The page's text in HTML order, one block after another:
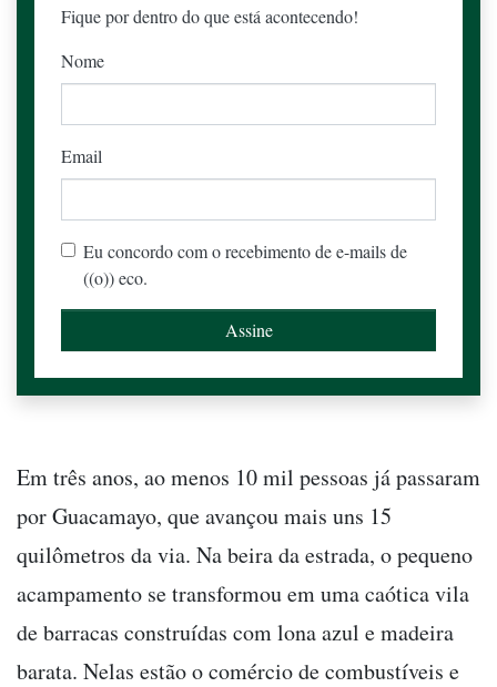
Fique por dentro do que está acontecendo!
Nome
Email
Eu concordo com o recebimento de e-mails de
((o)) eco.
Em três anos, ao menos 10 mil pessoas já passaram
por Guacamayo, que avançou mais uns 15
quilômetros da via. Na beira da estrada, o pequeno
acampamento se transformou em uma caótica vila
de barracas construídas com lona azul e madeira
barata. Nelas estão o comércio de combustíveis e